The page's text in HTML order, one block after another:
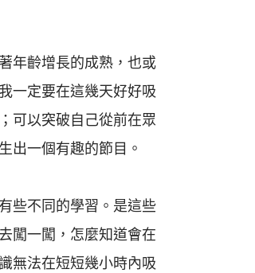
年齡增長的成熟，也或
一定要在這幾天好好吸
可以突破自己從前在眾
出一個有趣的節目。
些不同的學習。是這些
闖一闖，怎麼知道會在
無法在短短幾小時內吸